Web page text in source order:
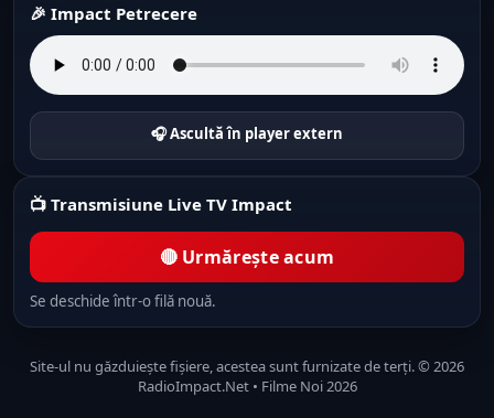
🎉 Impact Petrecere
🎧 Ascultă în player extern
📺 Transmisiune Live TV Impact
🔴 Urmărește acum
Se deschide într-o filă nouă.
Site-ul nu găzduiește fișiere, acestea sunt furnizate de terți. © 2026
RadioImpact.Net • Filme Noi 2026